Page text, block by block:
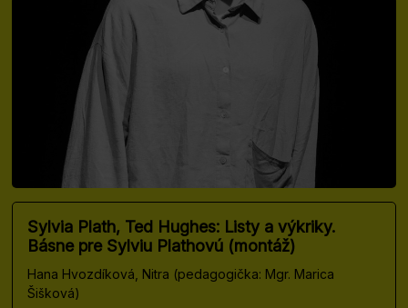
Sylvia Plath, Ted Hughes: Listy a výkriky.
Básne pre Sylviu Plathovú (montáž)
Hana Hvozdíková, Nitra (pedagogička: Mgr. Marica
Šišková)